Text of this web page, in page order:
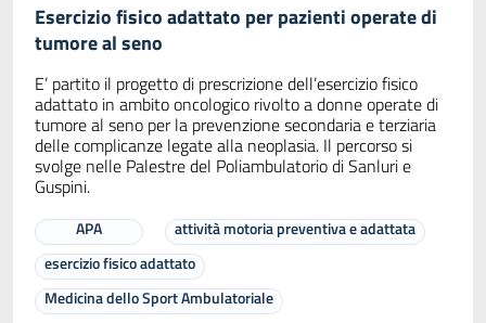
Esercizio fisico adattato per pazienti operate di
tumore al seno
E’ partito il progetto di prescrizione dell’esercizio fisico
adattato in ambito oncologico rivolto a donne operate di
tumore al seno per la prevenzione secondaria e terziaria
delle complicanze legate alla neoplasia. Il percorso si
svolge nelle Palestre del Poliambulatorio di Sanluri e
Guspini.
APA
attività motoria preventiva e adattata
esercizio fisico adattato
Medicina dello Sport Ambulatoriale